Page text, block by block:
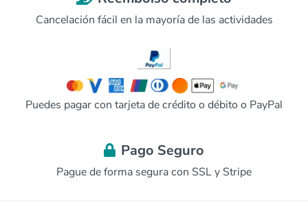
Cancelación fácil en la mayoría de las actividades
Puedes pagar con tarjeta de crédito o débito o PayPal
Pago Seguro
Pague de forma segura con SSL y Stripe